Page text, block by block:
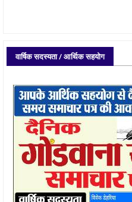
वार्षिक सदस्यता / आर्थिक सहयोग